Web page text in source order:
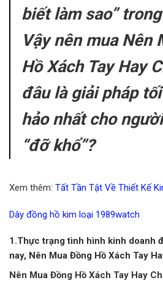
biết làm sao”
Vậy nên mua Nên
Hồ Xách Tay Hay
đâu là giải pháp
hảo nhất cho
“đỡ khổ”?
Xem thêm: Tất Tần Tật Về Thiết Kế
Dây đồng hồ kim loại 1989watch
1.Thực trạng tình hình kinh doanh
nay, Nên Mua Đồng Hồ Xách Tay
Nên Mua Đồng Hồ Xách Tay Hay